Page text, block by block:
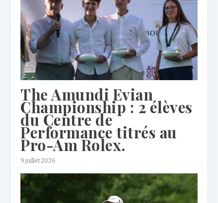
The Amundi Evian
Championship : 2 élèves
du Centre de
Performance titrés au
Pro-Am Rolex.
9 juillet 2026